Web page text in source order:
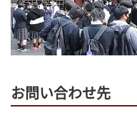
お問い合わせ先